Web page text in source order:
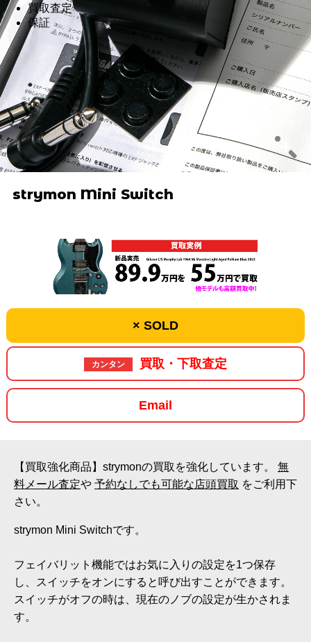
買取査定
保証
strymon Mini Switch
× SOLD
カンタン 買取・下取査定
Email
【買取強化商品】strymonの買取を強化しています。 無
料メール査定や 予約なしでも可能な店頭買取 をご利用下
さい。
strymon Mini Switchです。
フェイバリット機能ではお気に入りの設定を1つ保存
し、スイッチをオンにすると呼び出すことができます。
スイッチがオフの時は、現在のノブの設定が生かされま
す。